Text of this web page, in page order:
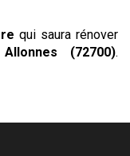
qui saura rénover
(72700).